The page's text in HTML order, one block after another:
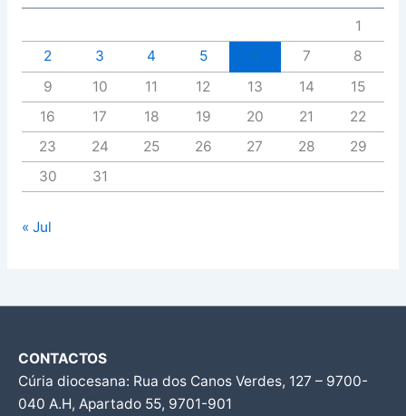
1
2
3 4 5 7
8
9
10 11 12 13 14
15
16
17 18 19 20 21
22
23
24 25 26 27 28
29
30
31
« Jul
CONTACTOS
Cúria diocesana: Rua dos Canos Verdes, 127 – 9700-
040 A.H, Apartado 55, 9701-901